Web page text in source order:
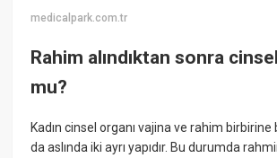
medicalpark.com.tr
Rahim alındıktan sonra
mu?
Kadın cinsel organı vajina ve rahim birbirine
da aslında iki ayrı yapıdır. Bu durumda